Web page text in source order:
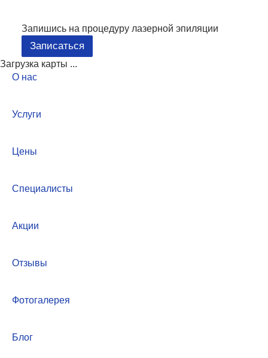
Запишись на процедуру лазерной эпиляции
Записаться
Загрузка карты ...
О нас
Услуги
Цены
Специалисты
Акции
Отзывы
Фотогалерея
Блог